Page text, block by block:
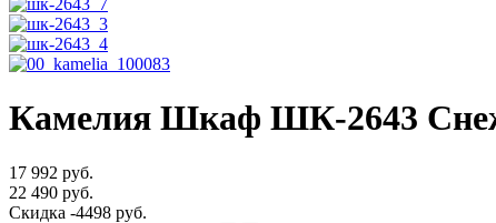
Камелия Шкаф ШК-2643
17 992 руб.
22 490 руб.
Скидка -4498 руб.